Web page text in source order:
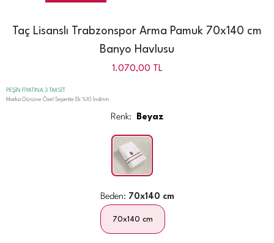
Taç Lisanslı Trabzonspor Arma Pamuk 70x140 cm
Banyo Havlusu
1.070,00 TL
PEŞİN FİYATINA 3 TAKSİT
Marka Gününe Özel Sepette Ek %10 İndirim
Renk: Beyaz
Beden: 70x140 cm
70x140 cm